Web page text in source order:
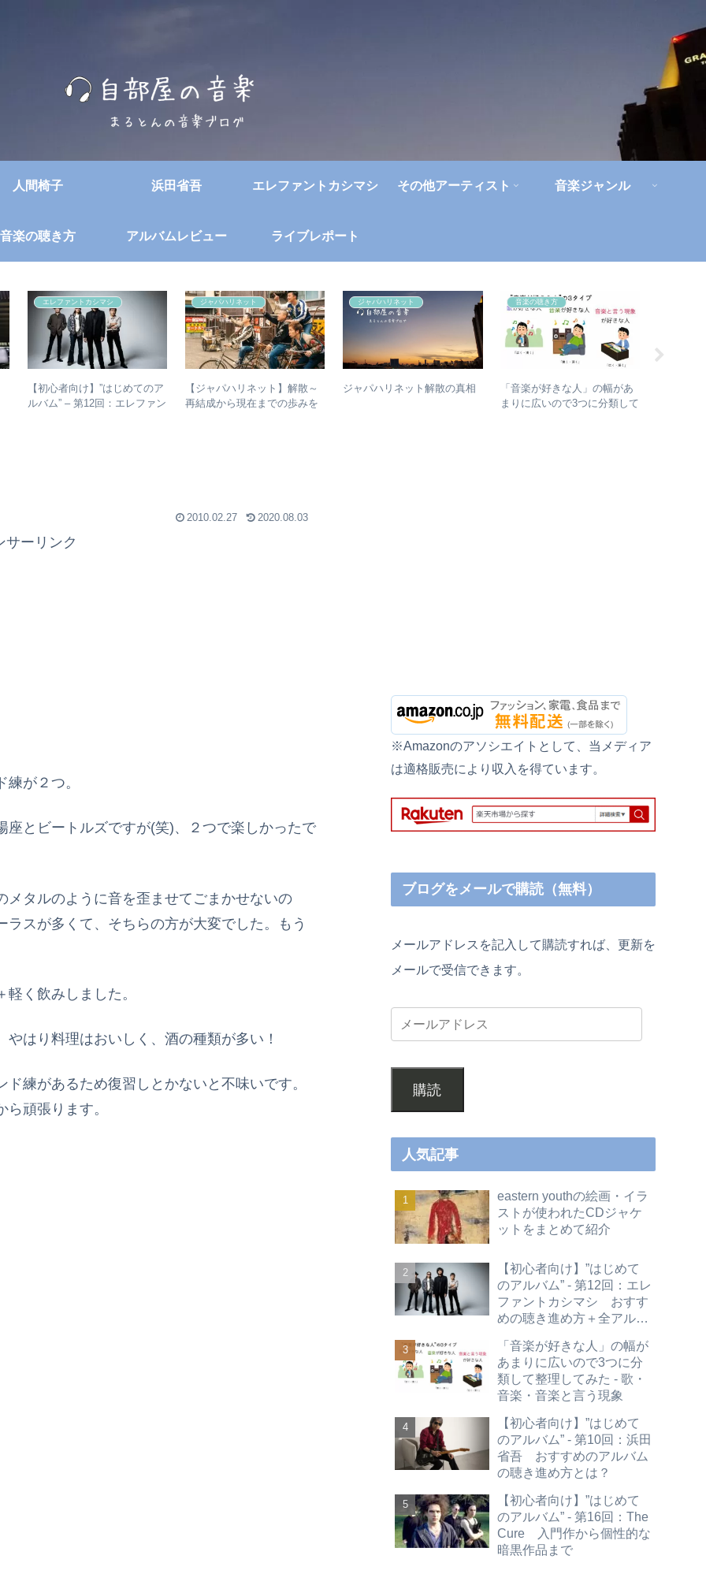
人間椅子 浜田省吾 エレファントカシマシ その他アーティスト 音楽ジャンル
音楽の聴き方 アルバムレビュー ライブレポート
エレファントカシマシ
【初心者向け】”はじめてのア
ルバム” – 第12回：エレファン
ジャパハリネット
【ジャパハリネット】解散～
再結成から現在までの歩みを
ジャパハリネット
ジャパハリネット解散の真相
音楽の聴き方
「音楽が好きな人」の幅があ
まりに広いので3つに分類して
2010.02.27 2020.08.03
サーリンク
が２つ。
とビートルズですが(笑)、２つで楽しかったで
タルのように音を歪ませてごまかせないの
スが多くて、そちらの方が大変でした。もう
く飲みしました。
はり料理はおいしく、酒の種類が多い！
練があるため復習しとかないと不味いです。
頑張ります。
※Amazonのアソシエイトとして、当メディア
は適格販売により収入を得ています。
ブログをメールで購読（無料）
メールアドレスを記入して購読すれば、更新を
メールで受信できます。
購読
人気記事
eastern youthの絵画・イラ
ストが使われたCDジャケ
ットをまとめて紹介
【初心者向け】”はじめて
のアルバム” - 第12回：エレ
ファントカシマシ おすす
めの聴き進め方＋全アルバ
「音楽が好きな人」の幅が
あまりに広いので3つに分
類して整理してみた - 歌・
音楽・音楽と言う現象
【初心者向け】”はじめて
のアルバム” - 第10回：浜田
省吾 おすすめのアルバム
の聴き進め方とは？
【初心者向け】”はじめて
のアルバム” - 第16回：The
Cure 入門作から個性的な
暗黒作品まで